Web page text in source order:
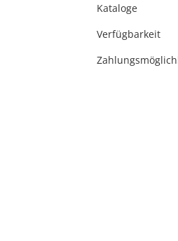
Kataloge
Verfügbarkeit